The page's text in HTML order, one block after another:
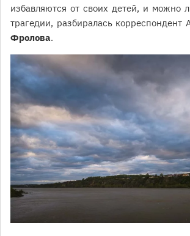
избавляются от своих детей, и можно
трагедии, разбиралась корреспондент
Фролова.